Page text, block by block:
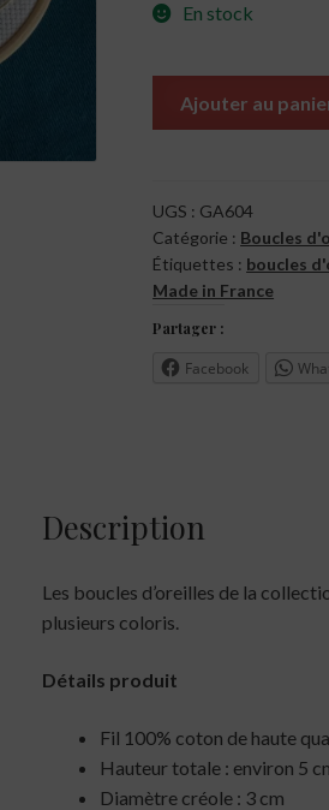
En stock
Ajouter au
UGS : GA604
Catégorie : Boucles
Étiquettes : boucles
Made in France
Partager :
Facebook
Description
Les boucles d’oreilles de la
plusieurs coloris.
Détails produit
Fil 100% coton de haute
Hauteur totale : environ 5
Diamètre créole : 3 cm